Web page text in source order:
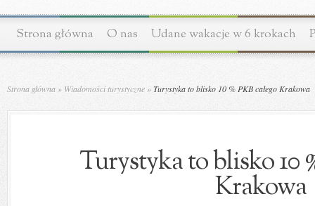
Strona główna O nas Udane wakacje w 6 krokach
Strona główna » Wiadomości turystyczne »Turystyka to blisko 10 % PKB całego Krakowa
Turystyka to blisko 10
Krakowa